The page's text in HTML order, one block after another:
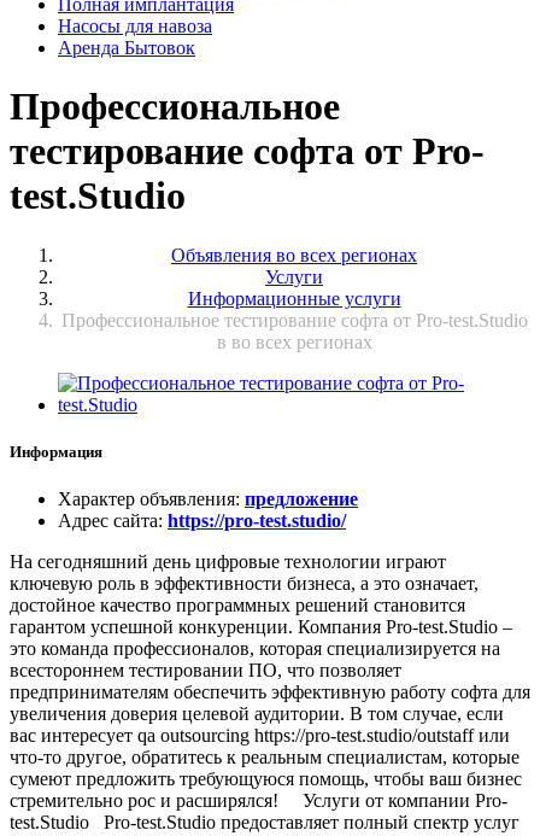
Полная имплантация
Насосы для навоза
Аренда Бытовок
Профессиональное
тестирование софта от Pro-
test.Studio
Объявления во всех регионах
Услуги
Информационные услуги
Профессиональное тестирование софта от Pro-test.Studio
в во всех регионах
Информация
Характер объявления: предложение
Адрес сайта: https://pro-test.studio/
На сегодняшний день цифровые технологии играют
ключевую роль в эффективности бизнеса, а это означает,
достойное качество программных решений становится
гарантом успешной конкуренции. Компания Pro-test.Studio –
это команда профессионалов, которая специализируется на
всестороннем тестировании ПО, что позволяет
предпринимателям обеспечить эффективную работу софта для
увеличения доверия целевой аудитории. В том случае, если
вас интересует qa outsourcing https://pro-test.studio/outstaff или
что-то другое, обратитесь к реальным специалистам, которые
сумеют предложить требующуюся помощь, чтобы ваш бизнес
стремительно рос и расширялся! Услуги от компании Pro-
test.Studio Pro-test.Studio предоставляет полный спектр услуг